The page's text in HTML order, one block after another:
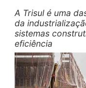
A Trisul é uma
da
sistemas
eficiência